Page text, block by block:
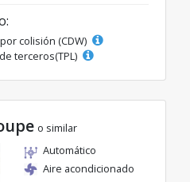
colisión (CDW)
terceros(TPL)
o similar
Automático
Aire acondicionado